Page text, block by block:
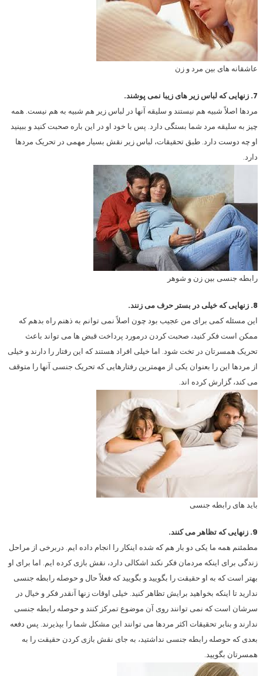
عاشقانه های بین مرد و زن
7. زنهایی که لباس زیر های زیبا نمی پوشند.
مردها اصلاً شبیه هم نیستند و سلیقه آنها در لباس زیر هم شبیه به هم نیست. همه
چیز به سلیقه مرد شما بستگی دارد. پس با خود او در این باره صحبت کنید و ببینید
او چه دوست دارد. طبق تحقیقات، لباس زیر نقش بسیار مهمی در تحریک مردها
دارد.
رابطه جنسی بین زن و شوهر
8. زنهایی که خیلی در بستر حرف می زنند.
این مسئله کمی برای من عجیب بود چون اصلاً نمی توانم به ذهنم راه بدهم که
ممکن است فکر کنید، صحبت کردن درمورد پرداخت قبض ها می تواند باعث
تحریک همسرتان در تخت شود. اما خیلی افراد هستند که این رفتار را دارند و خیلی
از مردها این را بعنوان یکی از مهمترین رفتارهایی که تحریک جنسی آنها را متوقف
می کند، گزارش کرده اند.
باید های رابطه جنسی
9. زنهایی که تظاهر می کنند.
مطمئنم همه ما یکی دو بار هم که شده اینکار را انجام داده ایم. دربرخی از مراحل
زندگی برای اینکه مردمان فکر نکند اشکالی دارد، نقش بازی کرده ایم. اما برای او
بهتر است که به او حقیقت را بگویید و بگویید که فعلاً حال و حوصله رابطه جنسی
ندارید تا اینکه بخواهید برایش تظاهر کنید. خیلی اوقات زنها آنقدر فکر و خیال در
سرشان است که نمی توانند روی آن موضوع تمرکز کنند و حوصله رابطه جنسی
ندارند و بنابر تحقیقات اکثر مردها می توانند این مشکل شما را بپذیرند. پس دفعه
بعدی که حوصله رابطه جنسی نداشتید، به جای نقش بازی کردن حقیقت را به
همسرتان بگویید.